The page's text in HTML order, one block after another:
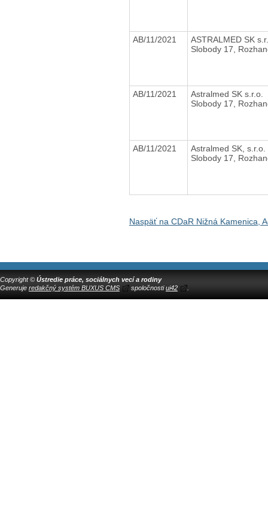
AB/11/2021
ASTRALMED SK
Slobody 17,
AB/11/2021
Astralmed SK s.r.o.
Slobody 17,
AB/11/2021
Astralmed SK, s.r.o.
Slobody 17,
Naspäť na CDaR Nižná Kamenica,
Copyright © Ústredie práce, sociálnych vecí a rodiny
Generuje redakčný systém BUXUS CMS spoločnostiui42